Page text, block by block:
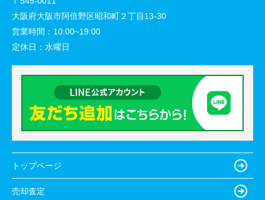
大阪府大阪市阿倍野区昭和町２丁目13-30
営業時間： 10:00~19:00
定休日： 水曜日
トップページ
売却査定